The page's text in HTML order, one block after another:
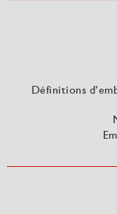
Définitions